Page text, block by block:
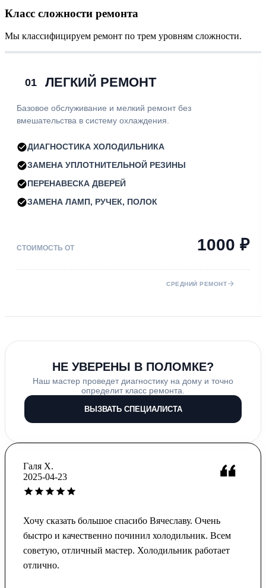
Класс сложности ремонта
Мы классифицируем ремонт по трем уровням сложности.
01 ЛЕГКИЙ РЕМОНТ
Базовое обслуживание и мелкий ремонт без
вмешательства в систему охлаждения.
ДИАГНОСТИКА ХОЛОДИЛЬНИКА
ЗАМЕНА УПЛОТНИТЕЛЬНОЙ РЕЗИНЫ
ПЕРЕНАВЕСКА ДВЕРЕЙ
ЗАМЕНА ЛАМП, РУЧЕК, ПОЛОК
СТОИМОСТЬ ОТ 1000 ₽
СРЕДНИЙ РЕМОНТ
НЕ УВЕРЕНЫ В ПОЛОМКЕ?
Наш мастер проведет диагностику на дому и точно
определит класс ремонта.
ВЫЗВАТЬ СПЕЦИАЛИСТА
Галя Х.
2025-04-23
Хочу сказать большое спасибо Вячеславу. Очень
быстро и качественно починил холодильник. Всем
советую, отличный мастер. Холодильник работает
отлично.